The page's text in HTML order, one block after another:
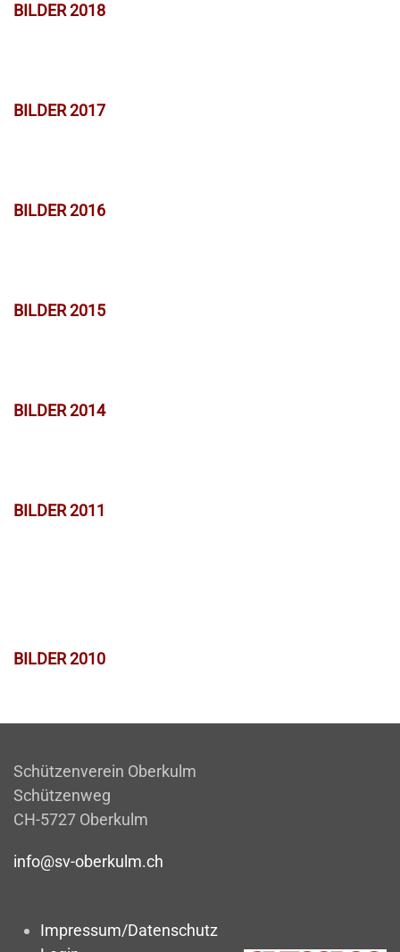
BILDER 2018
BILDER 2017
BILDER 2016
BILDER 2015
BILDER 2014
BILDER 2011
BILDER 2010
Schützenverein Oberkulm
Schützenweg
CH-5727 Oberkulm
info@sv-oberkulm.ch
Impressum/Datenschutz